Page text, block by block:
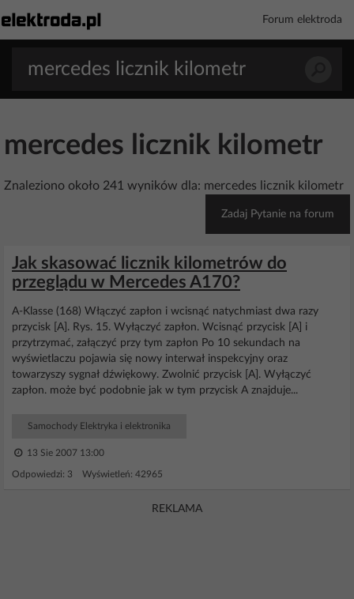
Forum elektroda
mercedes licznik kilometr
Znaleziono około 241 wyników dla: mercedes licznik kilometr
Zadaj Pytanie na forum
Jak skasować licznik kilometrów do
przeglądu w Mercedes A170?
A-Klasse (168) Włączyć zapłon i wcisnąć natychmiast dwa razy
przycisk [A]. Rys. 15. Wyłączyć zapłon. Wcisnąć przycisk [A] i
przytrzymać, załączyć przy tym zapłon Po 10 sekundach na
wyświetlaczu pojawia się nowy interwał inspekcyjny oraz
towarzyszy sygnał dźwiękowy. Zwolnić przycisk [A]. Wyłączyć
zapłon. może być podobnie jak w tym przycisk A znajduje...
Samochody Elektryka i elektronika
13 Sie 2007 13:00
Odpowiedzi: 3 Wyświetleń: 42965
REKLAMA